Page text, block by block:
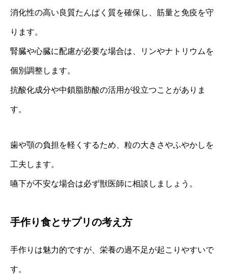
消化性の高い良質たんぱく質を確保し、筋量と免疫を守
ります。
腎臓や心臓に配慮が必要な場合は、リンやナトリウムを
個別調整します。
抗酸化成分や中鎖脂肪酸の活用が役立つことがありま
す。
歯や顎の負担を軽くするため、粒の大きさやふやかしを
工夫します。
嚥下が不安な場合は必ず獣医師に相談しましょう。
手作り食とサプリの考え方
手作りは魅力的ですが、栄養の過不足が起こりやすいで
す。